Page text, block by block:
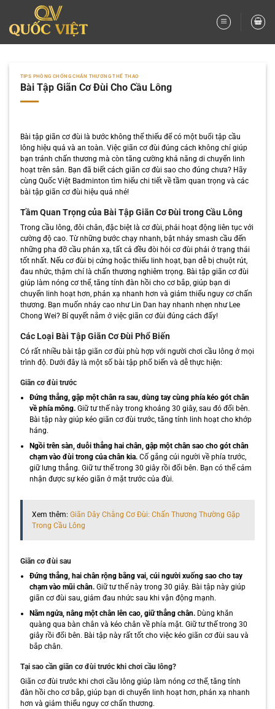
nội
dung
TIPS PHÒNG CHỐNG CHẤN THƯƠNG THỂ THAO
Bài Tập Giãn Cơ Đùi Cho Cầu Lông
Bài tập giãn cơ đùi là bước không thể thiếu để có một buổi tập cầu
lông hiệu quả và an toàn. Việc giãn cơ đùi đúng cách không chỉ giúp
bạn tránh chấn thương mà còn tăng cường khả năng di chuyển linh
hoạt trên sân. Bạn đã biết cách giãn cơ đùi sao cho đúng chưa? Hãy
cùng Quốc Việt Badminton tìm hiểu chi tiết về tầm quan trọng và các
bài tập giãn cơ đùi hiệu quả nhé!
Tầm Quan Trọng của Bài Tập Giãn Cơ Đùi trong Cầu Lông
Trong cầu lông, đôi chân, đặc biệt là cơ đùi, phải hoạt động liên tục với
cường độ cao. Từ những bước chạy nhanh, bật nhảy smash cầu đến
những pha đỡ cầu phản xạ, tất cả đều đòi hỏi cơ đùi phải ở trạng thái
tốt nhất. Nếu cơ đùi bị cứng hoặc thiếu linh hoạt, bạn dễ bị chuột rút,
đau nhức, thậm chí là chấn thương nghiêm trọng. Bài tập giãn cơ đùi
giúp làm nóng cơ thể, tăng tính đàn hồi cho cơ bắp, giúp bạn di
chuyển linh hoạt hơn, phản xạ nhanh hơn và giảm thiểu nguy cơ chấn
thương. Bạn muốn nhảy cao như Lin Dan hay nhanh nhẹn như Lee
Chong Wei? Bí quyết nằm ở việc giãn cơ đùi đúng cách đấy!
Các Loại Bài Tập Giãn Cơ Đùi Phổ Biến
Có rất nhiều bài tập giãn cơ đùi phù hợp với người chơi cầu lông ở mọi
trình độ. Dưới đây là một số bài tập phổ biến và dễ thực hiện:
Giãn cơ đùi trước
Đứng thẳng, gập một chân ra sau, dùng tay cùng phía kéo gót chân
về phía mông.Giữ tư thế này trong khoảng 30 giây, sau đó đổi bên.
Bài tập này giúp kéo giãn cơ đùi trước, tăng tính linh hoạt cho khớp
háng.
Ngồi trên sàn, duỗi thẳng hai chân, gập một chân sao cho gót chân
chạm vào đùi trong của chân kia.Cố gắng cúi người về phía trước,
giữ lưng thẳng. Giữ tư thế trong 30 giây rồi đổi bên. Bạn có thể cảm
nhận được sự kéo giãn ở mặt trước của đùi.
Xem thêm: Giãn Dây Chằng Cơ Đùi: Chấn Thương Thường Gặp
Trong Cầu Lông
Giãn cơ đùi sau
Đứng thẳng, hai chân rộng bằng vai, cúi người xuống sao cho tay
chạm vào mũi chân.Giữ tư thế này trong 30 giây. Bài tập này giúp
giãn cơ đùi sau, giảm đau nhức sau khi vận động mạnh.
Nằm ngửa, nâng một chân lên cao, giữ thẳng chân.Dùng khăn
quàng qua bàn chân và kéo chân về phía mặt. Giữ tư thế trong 30
giây rồi đổi bên. Bài tập này rất tốt cho việc kéo giãn cơ đùi sau và
bắp chân.
Tại sao cần giãn cơ đùi trước khi chơi cầu lông?
Giãn cơ đùi trước khi chơi cầu lông giúp làm nóng cơ thể, tăng tính
đàn hồi cho cơ bắp, giúp bạn di chuyển linh hoạt hơn, phản xạ nhanh
hơn và giảm thiểu nguy cơ chấn thương.